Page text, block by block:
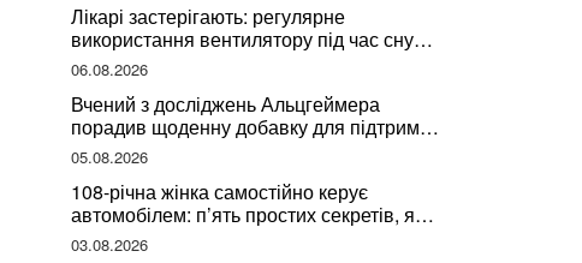
Лікарі застерігають: регулярне
використання вентилятору під час сну
може негативно вплинути на ваше
здоров’я
06.08.2026
Вчений з досліджень Альцгеймера
порадив щоденну добавку для підтримки
мозкової діяльності
05.08.2026
108-річна жінка самостійно керує
автомобілем: п’ять простих секретів, які
допомогли їй дожити до століття
03.08.2026